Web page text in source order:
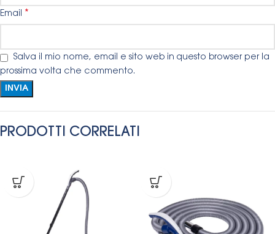
Email *
Salva il mio nome, email e sito web in questo browser per la
prossima volta che commento.
PRODOTTI CORRELATI